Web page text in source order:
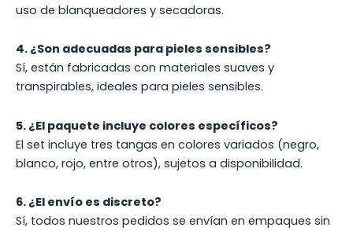
uso de blanqueadores y secadoras.
4. ¿Son adecuadas para pieles sensibles?
Sí, están fabricadas con materiales suaves y
transpirables, ideales para pieles sensibles.
5. ¿El paquete incluye colores específicos?
El set incluye tres tangas en colores variados (negro,
blanco, rojo, entre otros), sujetos a disponibilidad.
6. ¿El envío es discreto?
Sí, todos nuestros pedidos se envían en empaques sin